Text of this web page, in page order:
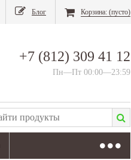
Блог Корзина: (пусто)
+7 (812) 309 41 12
Пн—Пт 00:00—23:59